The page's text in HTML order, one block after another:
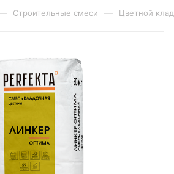
Строительные смеси — Цветной